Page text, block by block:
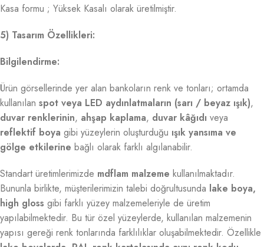
Kasa formu ; Yüksek Kasalı olarak üretilmiştir.
5) Tasarım Özellikleri:
Bilgilendirme:
Ürün görsellerinde yer alan bankoların renk ve tonları; ortamda
kullanılan spot veya LED aydınlatmaların (sarı / beyaz ışık),
duvar renklerinin, ahşap kaplama, duvar kâğıdı veya
reflektif boya gibi yüzeylerin oluşturduğu ışık yansıma ve
gölge etkilerine bağlı olarak farklı algılanabilir.
Standart üretimlerimizde mdflam malzeme kullanılmaktadır.
Bununla birlikte, müşterilerimizin talebi doğrultusunda lake boya,
high gloss gibi farklı yüzey malzemeleriyle de üretim
yapılabilmektedir. Bu tür özel yüzeylerde, kullanılan malzemenin
yapısı gereği renk tonlarında farklılıklar oluşabilmektedir. Özellikle